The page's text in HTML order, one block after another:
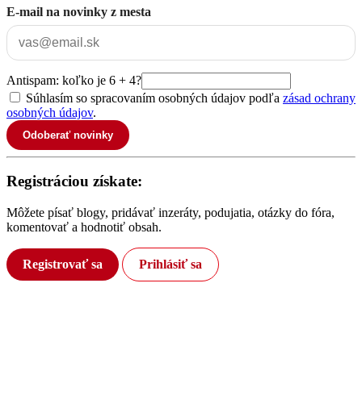
E-mail na novinky z mesta
Antispam: koľko je 6 + 4?
Súhlasím so spracovaním osobných údajov podľa zásad ochrany
osobných údajov.
Odoberať novinky
Registráciou získate:
Môžete písať blogy, pridávať inzeráty, podujatia, otázky do fóra,
komentovať a hodnotiť obsah.
Registrovať sa Prihlásiť sa